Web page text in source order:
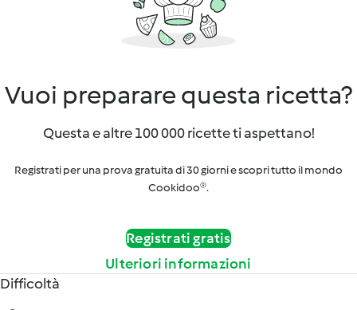
Vuoi preparare questa ricetta?
Questa e altre 100 000 ricette ti aspettano!
Registrati per una prova gratuita di 30 giorni e scopri tutto il mondo
Cookidoo®.
Registrati gratis
Ulteriori informazioni
Difficoltà